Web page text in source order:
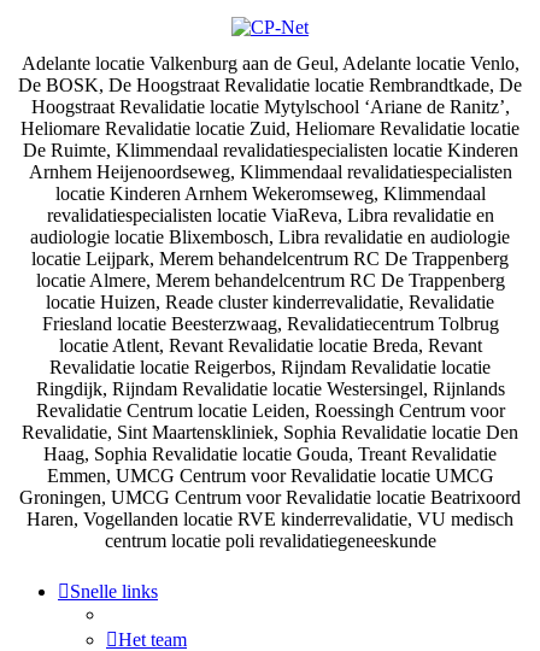
Adelante locatie Valkenburg aan de Geul, Adelante locatie Venlo,
De BOSK, De Hoogstraat Revalidatie locatie Rembrandtkade, De
Hoogstraat Revalidatie locatie Mytylschool ‘Ariane de Ranitz’,
Heliomare Revalidatie locatie Zuid, Heliomare Revalidatie locatie
De Ruimte, Klimmendaal revalidatiespecialisten locatie Kinderen
Arnhem Heijenoordseweg, Klimmendaal revalidatiespecialisten
locatie Kinderen Arnhem Wekeromseweg, Klimmendaal
revalidatiespecialisten locatie ViaReva, Libra revalidatie en
audiologie locatie Blixembosch, Libra revalidatie en audiologie
locatie Leijpark, Merem behandelcentrum RC De Trappenberg
locatie Almere, Merem behandelcentrum RC De Trappenberg
locatie Huizen, Reade cluster kinderrevalidatie, Revalidatie
Friesland locatie Beesterzwaag, Revalidatiecentrum Tolbrug
locatie Atlent, Revant Revalidatie locatie Breda, Revant
Revalidatie locatie Reigerbos, Rijndam Revalidatie locatie
Ringdijk, Rijndam Revalidatie locatie Westersingel, Rijnlands
Revalidatie Centrum locatie Leiden, Roessingh Centrum voor
Revalidatie, Sint Maartenskliniek, Sophia Revalidatie locatie Den
Haag, Sophia Revalidatie locatie Gouda, Treant Revalidatie
Emmen, UMCG Centrum voor Revalidatie locatie UMCG
Groningen, UMCG Centrum voor Revalidatie locatie Beatrixoord
Haren, Vogellanden locatie RVE kinderrevalidatie, VU medisch
centrum locatie poli revalidatiegeneeskunde
Snelle links
Het team